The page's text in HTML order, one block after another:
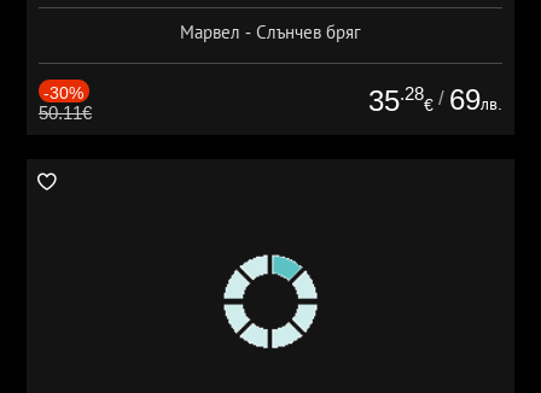
Марвел - Слънчев бряг
-30%
50.11€ 35.28
€ / 69лв.